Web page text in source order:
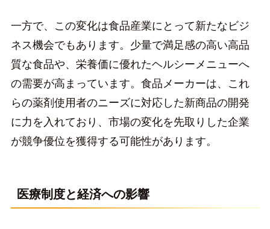
一方で、この変化は食品産業にとって新たなビジ
ネス機会でもあります。少量で満足感の高い高品
質な食品や、栄養価に優れたヘルシーメニューへ
の需要が高まっています。食品メーカーは、これ
らの薬剤使用者のニーズに対応した新商品の開発
に力を入れており、市場の変化を先取りした企業
が競争優位を獲得する可能性があります。
医療制度と経済への影響